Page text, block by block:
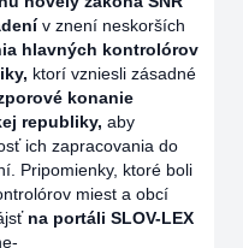
v znení neskorších
hlavných kontrolórov
ktorí vzniesli zásadné
konanie
republiky, aby
ich zapracovania do
Pripomienky, ktoré boli
miest a obcí
na portáli SLOV-LEX